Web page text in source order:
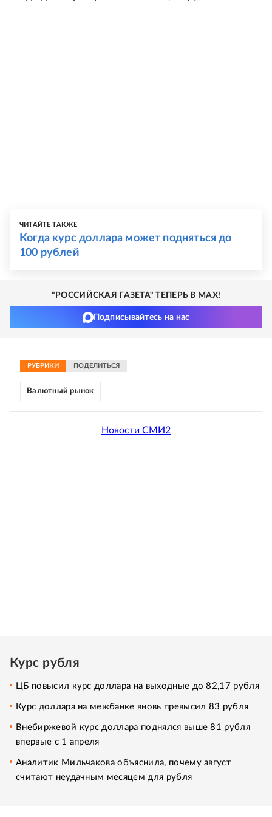
ЧИТАЙТЕ ТАКЖЕ
Когда курс доллара может подняться до
100 рублей
"РОССИЙСКАЯ ГАЗЕТА" ТЕПЕРЬ В MAX!
Подписывайтесь на нас
РУБРИКИ ПОДЕЛИТЬСЯ
Валютный рынок
Новости СМИ2
Курс рубля
ЦБ повысил курс доллара на выходные до 82,17 рубля
Курс доллара на межбанке вновь превысил 83 рубля
Внебиржевой курс доллара поднялся выше 81 рубля
впервые с 1 апреля
Аналитик Мильчакова объяснила, почему август
считают неудачным месяцем для рубля